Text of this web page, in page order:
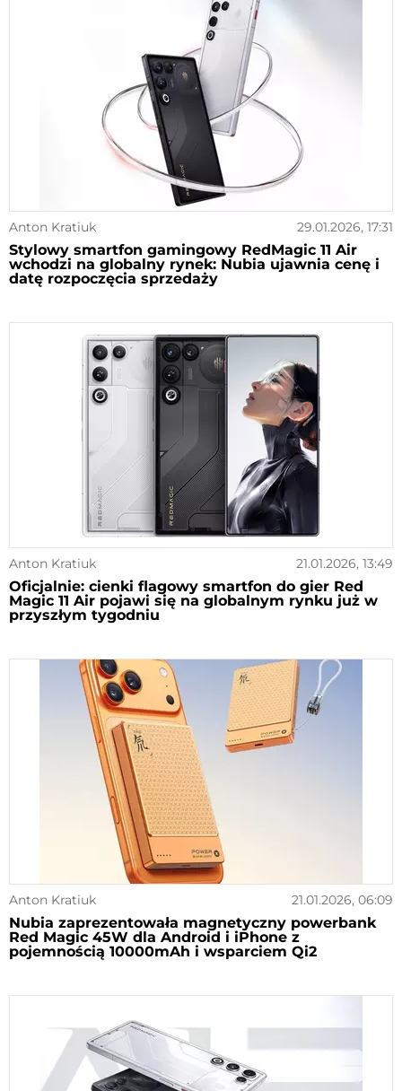
Anton Kratiuk 29.01.2026, 17:31
Stylowy smartfon gamingowy RedMagic 11 Air
wchodzi na globalny rynek: Nubia ujawnia cenę i
datę rozpoczęcia sprzedaży
Anton Kratiuk 21.01.2026, 13:49
Oficjalnie: cienki flagowy smartfon do gier Red
Magic 11 Air pojawi się na globalnym rynku już w
przyszłym tygodniu
Anton Kratiuk 21.01.2026, 06:09
Nubia zaprezentowała magnetyczny powerbank
Red Magic 45W dla Android i iPhone z
pojemnością 10000mAh i wsparciem Qi2